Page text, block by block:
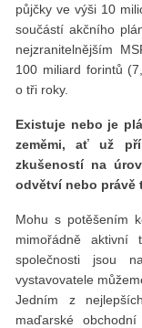
půjčky ve výši 10
součástí akčního
nejzranitelnějším
100 miliard forintů
o tři roky.
Existuje nebo je
zeměmi, ať už
zkušeností na
odvětví nebo právě
Mohu s potěšením
mimořádně aktivní
společnosti jsou
vystavovatele
Jedním z
maďarské